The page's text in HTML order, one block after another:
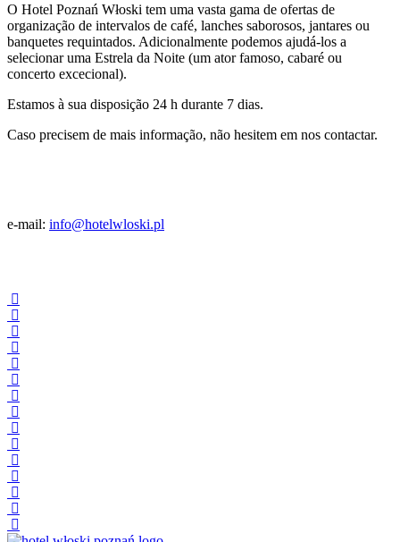
O Hotel Poznań Włoski tem uma vasta gama de ofertas de
organização de intervalos de café, lanches saborosos, jantares ou
banquetes requintados. Adicionalmente podemos ajudá-los a
selecionar uma Estrela da Noite (um ator famoso, cabaré ou
concerto excecional).
Estamos à sua disposição 24 h durante 7 dias.
Caso precisem de mais informação, não hesitem em nos contactar.
e-mail: info@hotelwloski.pl